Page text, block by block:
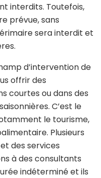
interdits. Toutefois,
prévue, sans
sera interdit et
d’intervention de
offrir des
courtes ou dans des
C’est le
le tourisme,
Plusieurs
des services
à des consultants
indéterminé et ils